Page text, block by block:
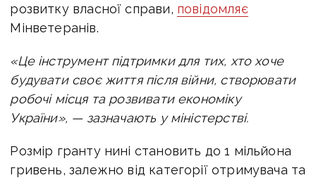
розвитку власної справи, повідомляє
Мінветеранів.
«Це інструмент підтримки для тих, хто хоче
будувати своє життя після війни, створювати
робочі місця та розвивати економіку
України», — зазначають у міністерстві.
Розмір гранту нині становить до 1 мільйона
гривень, залежно від категорії отримувача та